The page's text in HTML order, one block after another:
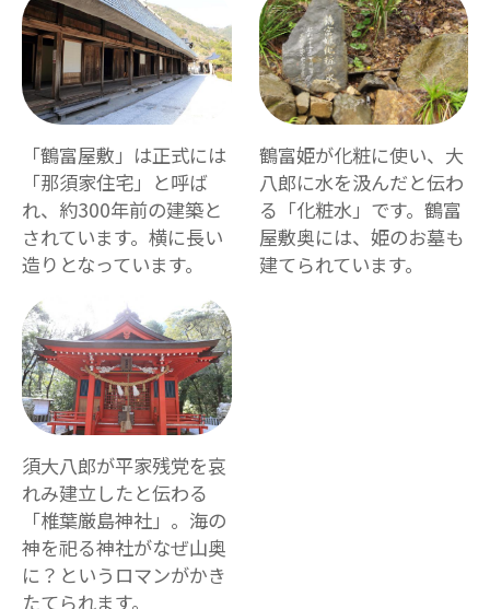
「鶴富屋敷」は正式には
「那須家住宅」と呼ば
れ、約300年前の建築と
されています。横に長い
造りとなっています。
鶴富姫が化粧に使い、大
八郎に水を汲んだと伝わ
る「化粧水」です。鶴富
屋敷奥には、姫のお墓も
建てられています。
須大八郎が平家残党を哀
れみ建立したと伝わる
「椎葉厳島神社」。海の
神を祀る神社がなぜ山奥
に？というロマンがかき
たてられます。